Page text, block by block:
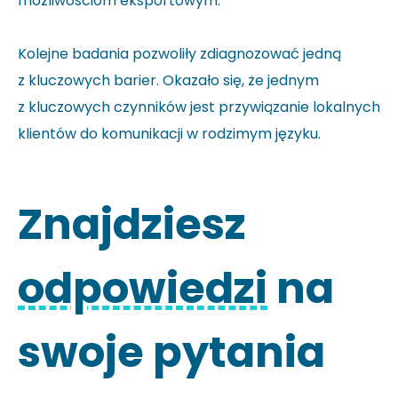
Kolejne badania pozwoliły zdiagnozować jedną
z kluczowych barier. Okazało się, że jednym
z kluczowych czynników jest przywiązanie lokalnych
klientów do komunikacji w rodzimym języku.
Znajdziesz
odpowiedzi na
swoje pytania